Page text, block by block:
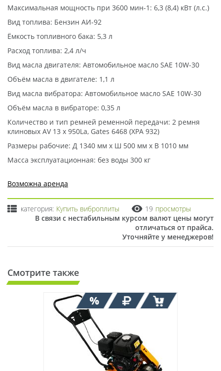
Максимальная мощность при 3600 мин-1: 6,3 (8,4) кВт (л.с.)
Вид топлива: Бензин АИ-92
Ёмкость топливного бака: 5,3 л
Расход топлива: 2,4 л/ч
Вид масла двигателя: Автомобильное масло SAE 10W-30
Объём масла в двигателе: 1,1 л
Вид масла вибратора: Автомобильное масло SAE 10W-30
Объём масла в вибраторе: 0,35 л
Количество и тип ремней ременной передачи: 2 ремня
клиновых AV 13 x 950La, Gates 6468 (XPA 932)
Размеры рабочие: Д 1340 мм x Ш 500 мм x В 1010 мм
Масса эксплуатационная: без воды 300 кг
Возможна аренда
категория: Купить виброплиты 19 просмотры
В связи с нестабильным курсом валют цены могут
отличаться от прайса.
Уточняйте у менеджеров!
Смотрите также